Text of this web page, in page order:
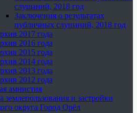
слушаний, 2018 год
Заключения о результатах
публичных слушаний, 2018 год
2017 года
2016 года
2015 года
2014 года
2013 года
2012 года
амнистия
землепользования и застройки
округа Город Орёл